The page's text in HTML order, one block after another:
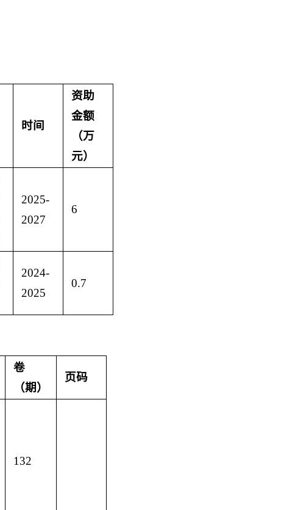
时间
资助
金额
（万
元）
2025-
2027
6
2024-
2025
0.7
卷
（期）
页码
132